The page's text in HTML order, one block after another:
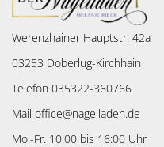
Werenzhainer Hauptstr. 42a
03253 Doberlug-Kirchhain
Telefon 035322-360766
Mail office@nagelladen.de
Mo.-Fr. 10:00 bis 16:00 Uhr